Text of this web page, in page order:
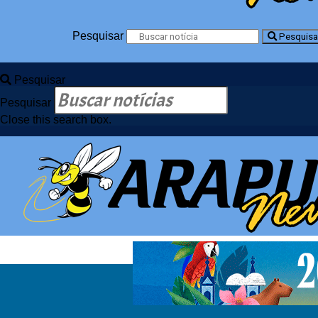
Pesquisar
Pesquisar
Pesquisar
Close this search box.